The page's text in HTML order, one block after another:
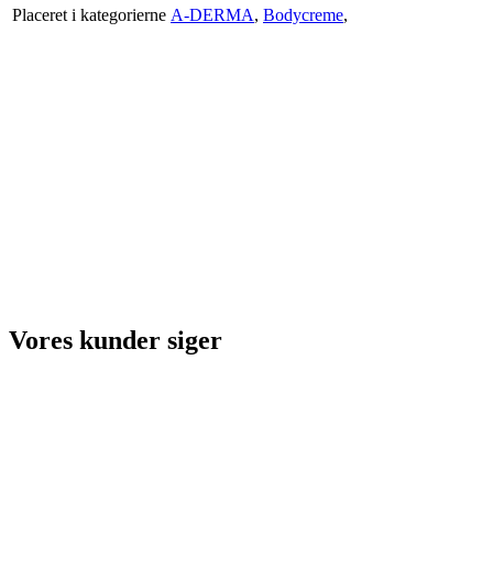
Placeret i kategorierne A-DERMA, Bodycreme,
Vores kunder siger